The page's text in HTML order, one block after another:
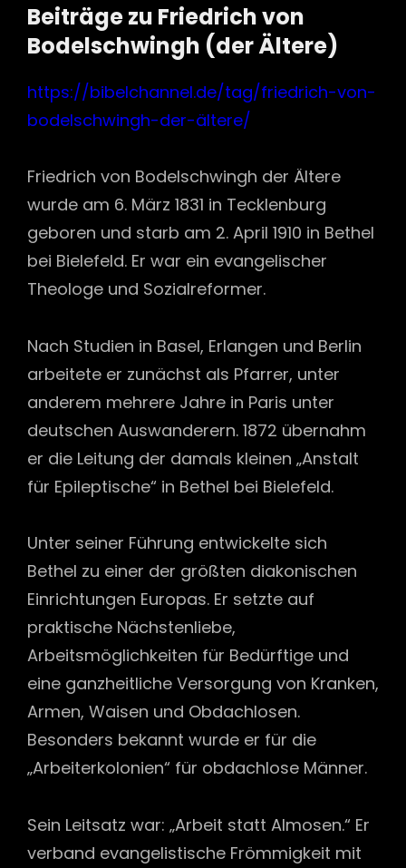
Beiträge zu Friedrich von
Bodelschwingh (der Ältere)
https://bibelchannel.de/tag/friedrich-von-
bodelschwingh-der-ältere/
Friedrich von Bodelschwingh der Ältere
wurde am 6. März 1831 in Tecklenburg
geboren und starb am 2. April 1910 in Bethel
bei Bielefeld. Er war ein evangelischer
Theologe und Sozialreformer.
Nach Studien in Basel, Erlangen und Berlin
arbeitete er zunächst als Pfarrer, unter
anderem mehrere Jahre in Paris unter
deutschen Auswanderern. 1872 übernahm
er die Leitung der damals kleinen „Anstalt
für Epileptische“ in Bethel bei Bielefeld.
Unter seiner Führung entwickelte sich
Bethel zu einer der größten diakonischen
Einrichtungen Europas. Er setzte auf
praktische Nächstenliebe,
Arbeitsmöglichkeiten für Bedürftige und
eine ganzheitliche Versorgung von Kranken,
Armen, Waisen und Obdachlosen.
Besonders bekannt wurde er für die
„Arbeiterkolonien“ für obdachlose Männer.
Sein Leitsatz war: „Arbeit statt Almosen.“ Er
verband evangelistische Frömmigkeit mit